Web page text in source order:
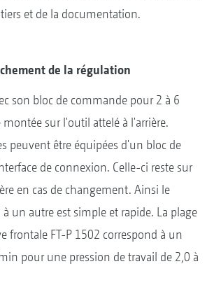
et de la documentation.
de la régulation
son bloc de commande pour 2 à 6
sur l'outil attelé à l'arrière.
peuvent être équipées d'un bloc de
de connexion. Celle-ci reste sur
en cas de changement. Ainsi le
un autre est simple et rapide. La plage
frontale FT-P 1502 correspond à un
pour une pression de travail de 2,0 à